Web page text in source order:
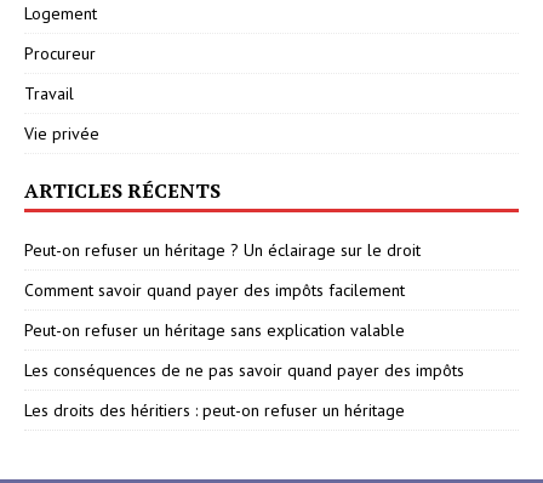
Logement
Procureur
Travail
Vie privée
ARTICLES RÉCENTS
Peut-on refuser un héritage ? Un éclairage sur le droit
Comment savoir quand payer des impôts facilement
Peut-on refuser un héritage sans explication valable
Les conséquences de ne pas savoir quand payer des impôts
Les droits des héritiers : peut-on refuser un héritage